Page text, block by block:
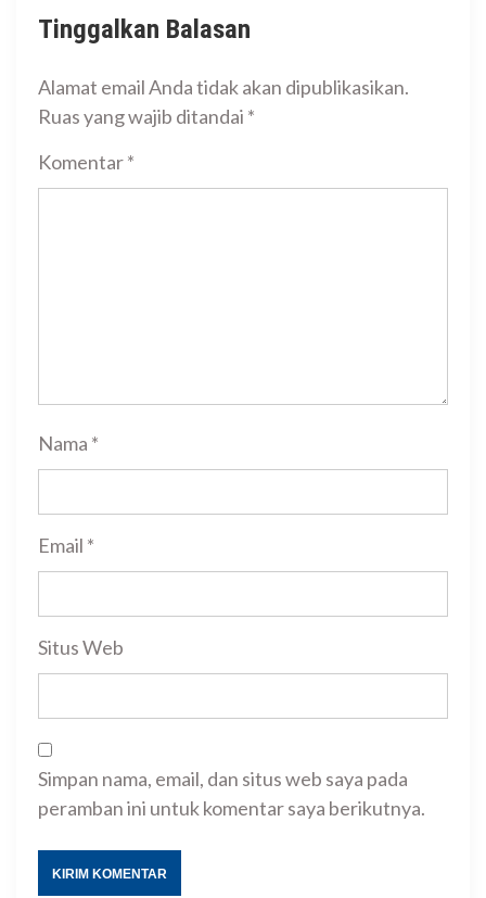
Tinggalkan Balasan
Alamat email Anda tidak akan dipublikasikan.
Ruas yang wajib ditandai *
Komentar*
Nama *
Email *
Situs Web
Simpan nama, email, dan situs web saya pada
peramban ini untuk komentar saya berikutnya.